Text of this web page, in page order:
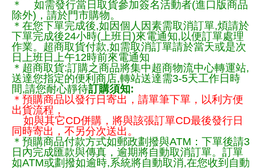
＊ 如需發行當日取貨參加簽名活動者(進口版商品
除外)，請於門市購物。
＊在您下單完成後,如因個人因素需取消訂單,煩請於
下單完成後24小時(上班日)來電通知,以便訂單處理
作業。超商取貨付款,如需取消訂單請於當天或是次
日上班日上午12時前來電通知
＊超商取貨:訂購之商品將集中超商物流中心轉運站,
送達您指定的便利商店,轉站送達需3-5天工作日時
間,請您耐心靜待訂購須知:
＊預購商品以發行日寄出，請單筆下單，以利方便
出貨流程，
如與其它CD併購，將與該張訂單CD最後發行日
同時寄出，不另分次送出。
＊預購商品付款方式如郵政劃撥與ATM：下單後請3
日內完成匯款與傳真，逾期將自動取消訂單。訂單
如ATM或劃撥如逾時,系統將自動取消,在您收到自動